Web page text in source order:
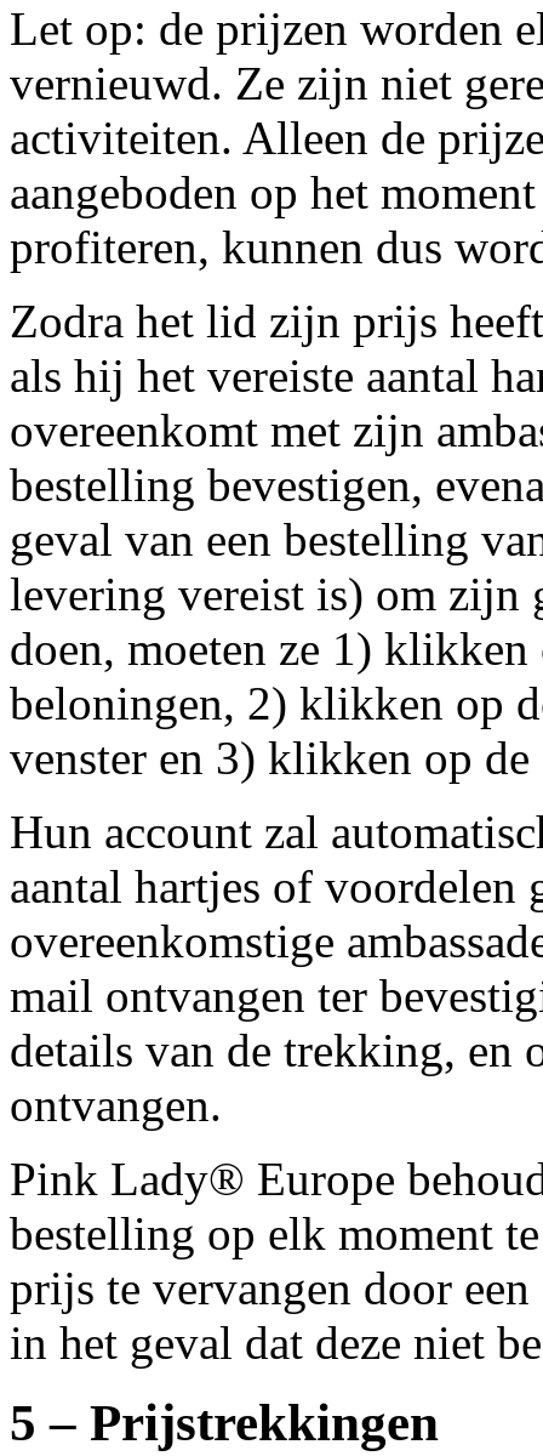
Let op: de prijzen worden
vernieuwd. Ze zijn niet
activiteiten. Alleen de
aangeboden op het
profiteren, kunnen dus
Zodra het lid zijn prijs
als hij het vereiste aantal
overeenkomt met zijn
bestelling bevestigen,
geval van een bestelling
levering vereist is) om zijn
doen, moeten ze 1)
beloningen, 2) klikken op
venster en 3) klikken op
Hun account zal
aantal hartjes of voordelen
overeenkomstige
mail ontvangen ter
details van de trekking, en
ontvangen.
Pink Lady® Europe
bestelling op elk moment
prijs te vervangen door
in het geval dat deze niet
5 – Prijstrekkingen